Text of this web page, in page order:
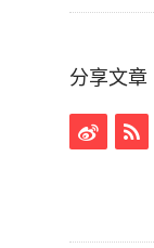
分享文章